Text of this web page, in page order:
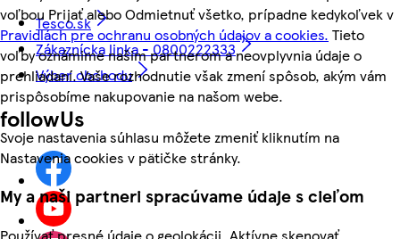
voľbou Prijať alebo Odmietnuť všetko, prípadne kedykoľvek v
Pravidlách pre ochranu osobných údajov a cookies. Tieto
voľby oznámime našim partnerom a neovplyvnia údaje o
prehliadaní. Vaše rozhodnutie však zmení spôsob, akým vám
prispôsobíme nakupovanie na našom webe.
Svoje nastavenia súhlasu môžete zmeniť kliknutím na
Nastavenia cookies v pätičke stránky.
My a naši partneri spracúvame údaje s cieľom
Tesco.sk
Zákaznícka linka - 0800222333
Výber obchodu
followUs